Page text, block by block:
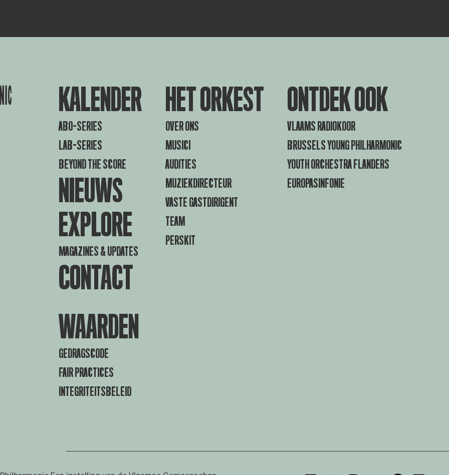
KALENDER
ABO-SERIES
LAB-SERIES
BEYOND THE SCORE
NIEUWS
EXPLORE
MAGAZINES & UPDATES
CONTACT
HET ORKEST
OVER ONS
MUSICI
AUDITIES
MUZIEKDIRECTEUR
VASTE GASTDIRIGENT
TEAM
PERSKIT
ONTDEK OOK
VLAAMS RADIOKOOR
BRUSSELS YOUNG PHILHARMONIC
YOUTH ORCHESTRA FLANDERS
EUROPASINFONIE
WAARDEN
GEDRAGSCODE
FAIR PRACTICES
INTEGRITEITSBELEID